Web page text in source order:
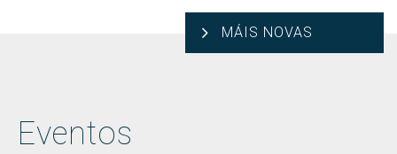
MÁIS NOVAS
Eventos